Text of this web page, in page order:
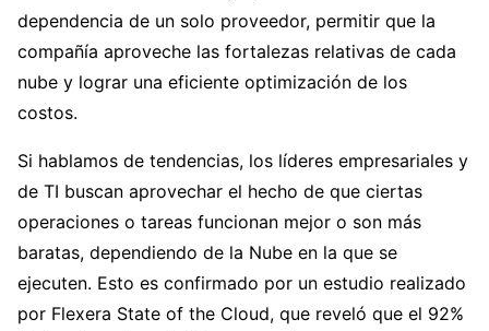
dependencia de un solo proveedor, permitir que la
compañía aproveche las fortalezas relativas de cada
nube y lograr una eficiente optimización de los
costos.
Si hablamos de tendencias, los líderes empresariales y
de TI buscan aprovechar el hecho de que ciertas
operaciones o tareas funcionan mejor o son más
baratas, dependiendo de la Nube en la que se
ejecuten. Esto es confirmado por un estudio realizado
por Flexera State of the Cloud, que reveló que el 92%